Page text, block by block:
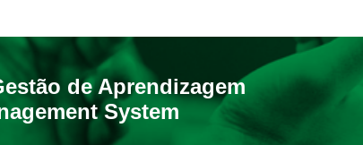
de Aprendizagem
System